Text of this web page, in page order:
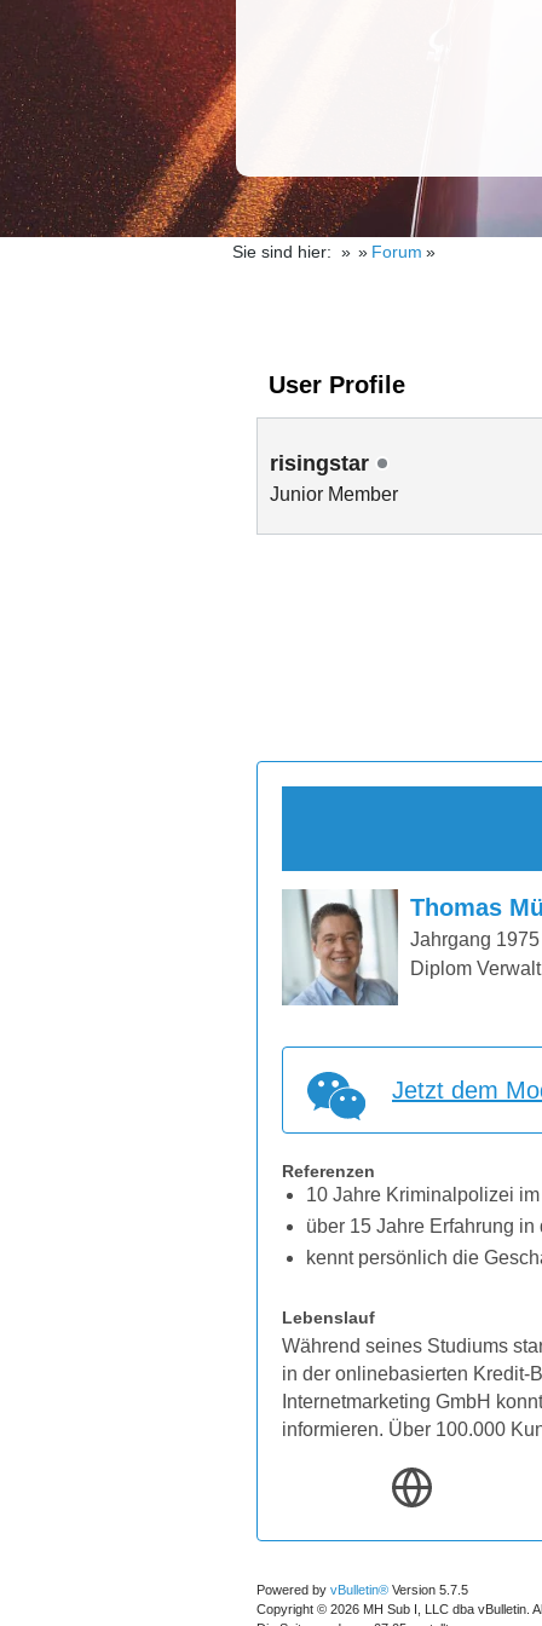
Sie sind hier: Forum
User Profile
risingstar
Junior Member
Thomas
Jahrgang 1975
Diplom
Jetzt dem
Referenzen
10 Jahre Kriminalpolizei
über 15 Jahre Erfahrung
kennt persönlich die
Lebenslauf
Während seines Studiums
in der onlinebasierten Kredit-
Internetmarketing GmbH
informieren. Über 100.000
Powered by vBulletin® Version 5.7.5
Copyright © 2026 MH Sub I, LLC dba vBulletin.